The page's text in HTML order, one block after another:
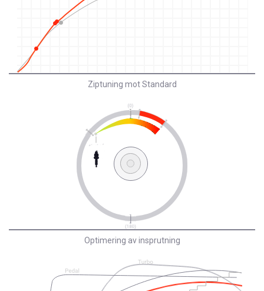
Ziptuning mot Standard
Optimering av insprutning